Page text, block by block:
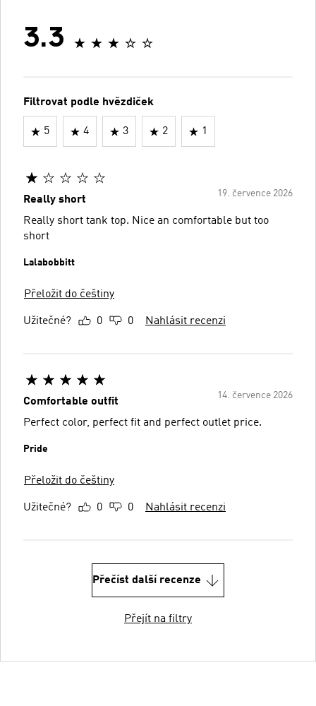
3.3
Filtrovat podle hvězdiček
5 4 3 2 1
19. července 2026
Really short
Really short tank top. Nice an comfortable but too
short
Lalabobbitt
Přeložit do češtiny
Užitečné? 0 0 Nahlásit recenzi
14. července 2026
Comfortable outfit
Perfect color, perfect fit and perfect outlet price.
Pride
Přeložit do češtiny
Užitečné? 0 0 Nahlásit recenzi
Přečíst další recenze
Přejít na filtry